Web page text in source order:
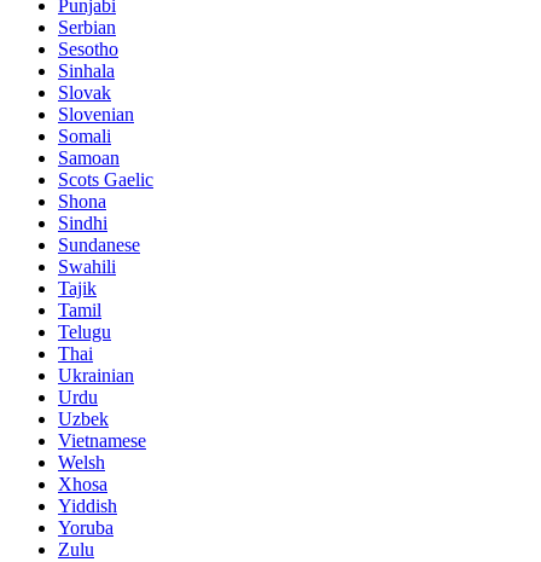
Punjabi
Serbian
Sesotho
Sinhala
Slovak
Slovenian
Somali
Samoan
Scots Gaelic
Shona
Sindhi
Sundanese
Swahili
Tajik
Tamil
Telugu
Thai
Ukrainian
Urdu
Uzbek
Vietnamese
Welsh
Xhosa
Yiddish
Yoruba
Zulu